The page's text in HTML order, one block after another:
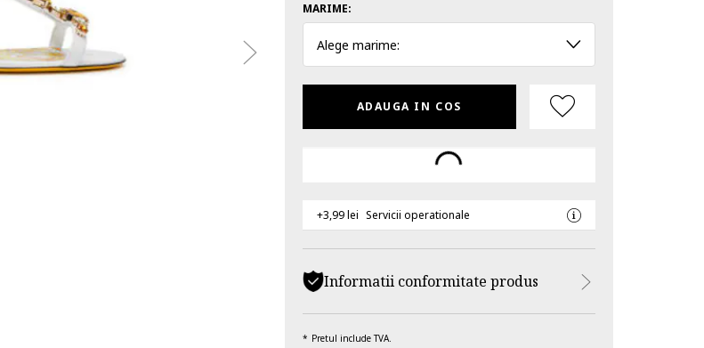
MARIME:
Alege marime:
ADAUGA IN COS
+3,99 lei Servicii operationale
Informatii conformitate produs
Pretul include TVA.